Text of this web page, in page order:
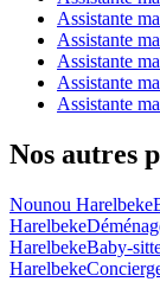
Assistante
Assistante
Assistante
Assistante
Assistante
Nos autres
Nounou Harelbeke
Harelbeke
HarelbekeBaby-
Harelbeke